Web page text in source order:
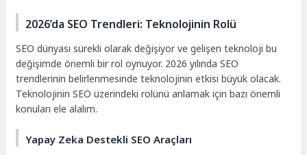
2026’da SEO Trendleri: Teknolojinin Rolü
SEO dünyası sürekli olarak değişiyor ve gelişen teknoloji bu
değişimde önemli bir rol oynuyor. 2026 yılında SEO
trendlerinin belirlenmesinde teknolojinin etkisi büyük olacak.
Teknolojinin SEO üzerindeki rolünü anlamak için bazı önemli
konuları ele alalım.
Yapay Zeka Destekli SEO Araçları